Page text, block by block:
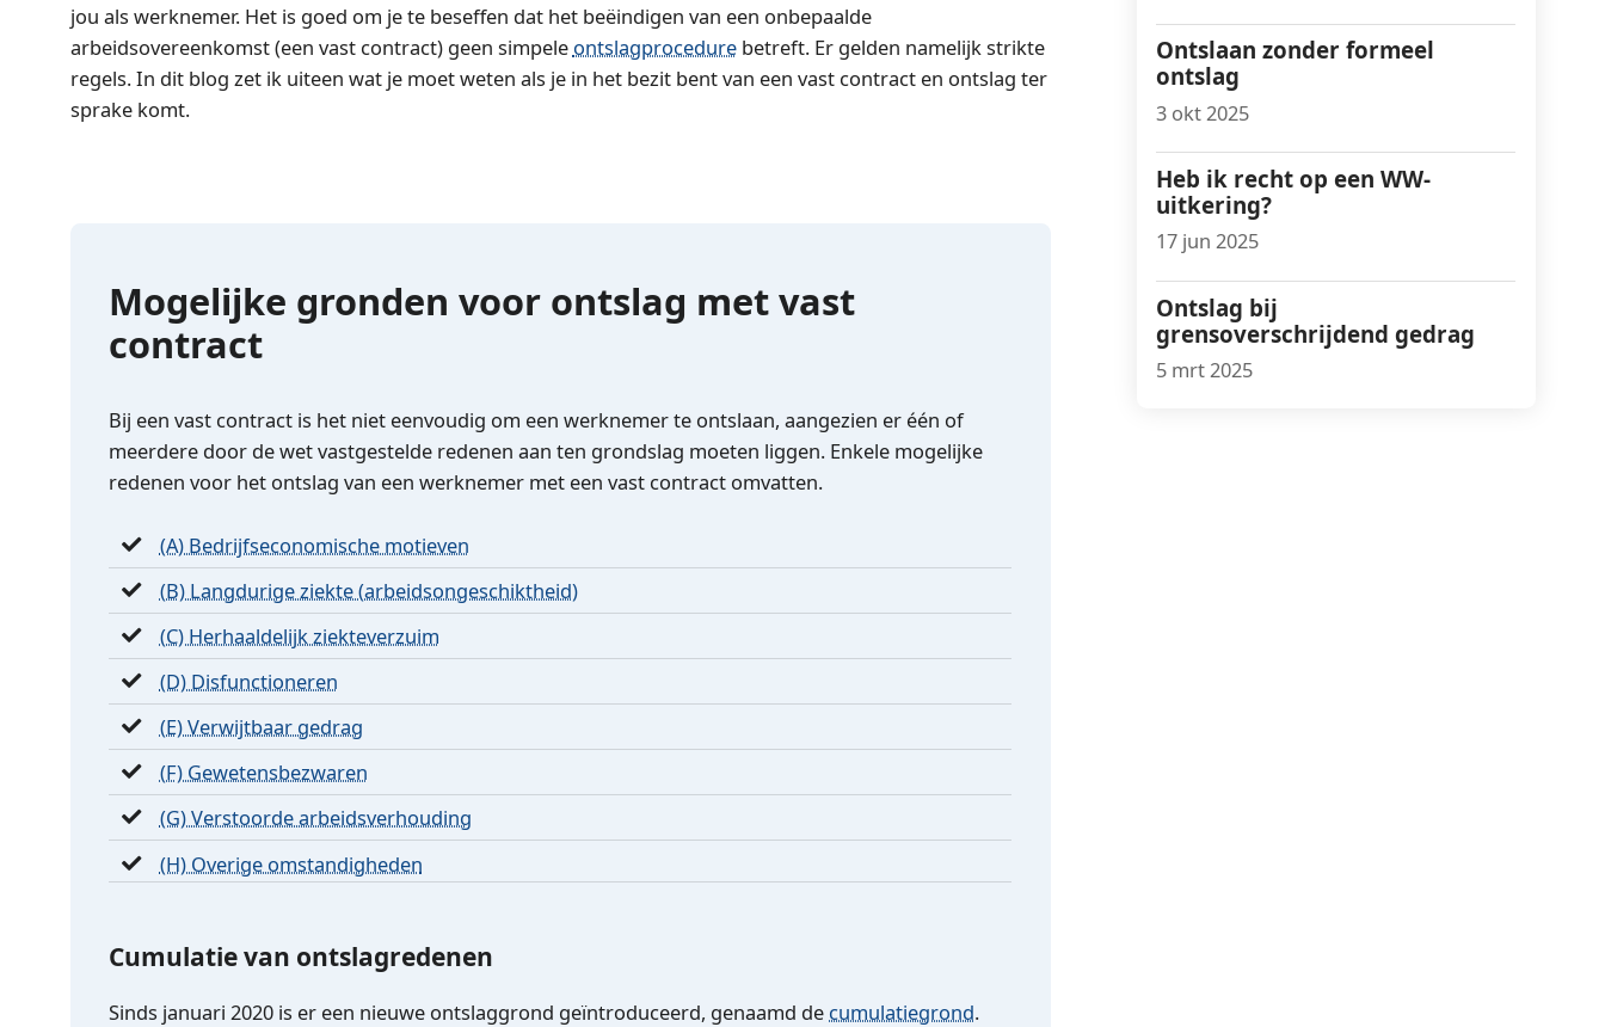
jou als werknemer. Het is goed om je te beseffen dat het beëindigen van een onbepaalde
arbeidsovereenkomst (een vast contract) geen simpele ontslagprocedurebetreft. Er gelden namelijk strikte
regels. In dit blog zet ik uiteen wat je moet weten als je in het bezit bent van een vast contract en ontslag ter
sprake komt.
Mogelijke gronden voor ontslag met vast
contract
Bij een vast contract is het niet eenvoudig om een werknemer te ontslaan, aangezien er één of
meerdere door de wet vastgestelde redenen aan ten grondslag moeten liggen. Enkele mogelijke
redenen voor het ontslag van een werknemer met een vast contract omvatten.
(A) Bedrijfseconomische motieven
(B) Langdurige ziekte (arbeidsongeschiktheid)
(C) Herhaaldelijk ziekteverzuim
(D) Disfunctioneren
(E) Verwijtbaar gedrag
(F) Gewetensbezwaren
(G) Verstoorde arbeidsverhouding
(H) Overige omstandigheden
Cumulatie van ontslagredenen
Sinds januari 2020 is er een nieuwe ontslaggrond geïntroduceerd, genaamd de cumulatiegrond.
Ontslaan zonder formeel
ontslag
3 okt 2025
Heb ik recht op een WW-
uitkering?
17 jun 2025
Ontslag bij
grensoverschrijdend gedrag
5 mrt 2025